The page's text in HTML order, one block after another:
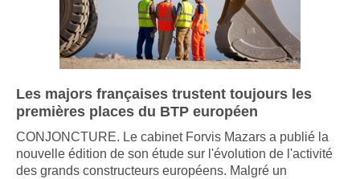
Les majors françaises trustent toujours les
premières places du BTP européen
CONJONCTURE. Le cabinet Forvis Mazars a publié la
nouvelle édition de son étude sur l'évolution de l'activité
des grands constructeurs européens. Malgré un